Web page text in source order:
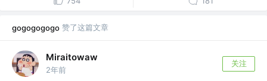
gogogogogo 赞了这篇文章
Miraitowaw
2年前
关注